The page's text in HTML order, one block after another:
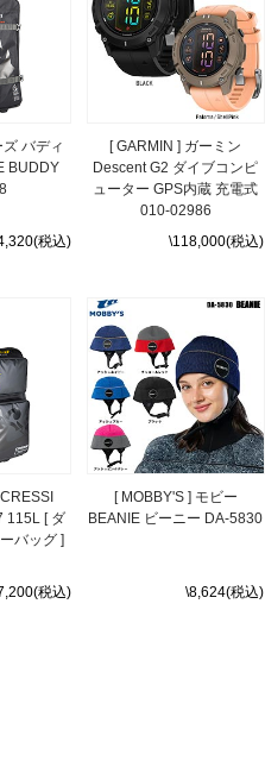
バディ
BUDDY
税込)
[ GARMIN ] ガーミン
Descent G2 ダイブコンピ
ューター GPS内蔵 充電式
010-02986
\118,000(税込)
115L [ ダ
バッグ ]
税込)
[ MOBBY'S ] モビー
BEANIE ビーニー DA-5830
\8,624(税込)